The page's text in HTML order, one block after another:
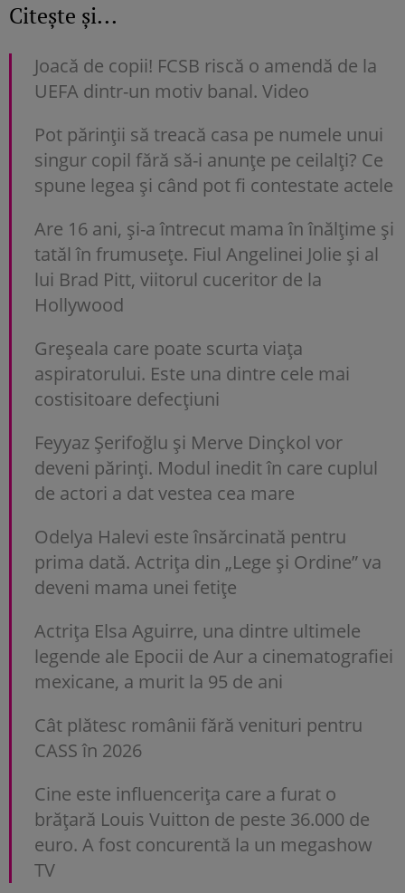
Citește și...
Joacă de copii! FCSB riscă o amendă de la
UEFA dintr-un motiv banal. Video
Pot părinții să treacă casa pe numele unui
singur copil fără să-i anunțe pe ceilalți? Ce
spune legea și când pot fi contestate actele
Are 16 ani, și-a întrecut mama în înălțime și
tatăl în frumusețe. Fiul Angelinei Jolie și al
lui Brad Pitt, viitorul cuceritor de la
Hollywood
Greșeala care poate scurta viața
aspiratorului. Este una dintre cele mai
costisitoare defecțiuni
Feyyaz Şerifoğlu și Merve Dinçkol vor
deveni părinți. Modul inedit în care cuplul
de actori a dat vestea cea mare
Odelya Halevi este însărcinată pentru
prima dată. Actrița din „Lege și Ordine” va
deveni mama unei fetițe
Actrița Elsa Aguirre, una dintre ultimele
legende ale Epocii de Aur a cinematografiei
mexicane, a murit la 95 de ani
Cât plătesc românii fără venituri pentru
CASS în 2026
Cine este influencerița care a furat o
brățară Louis Vuitton de peste 36.000 de
euro. A fost concurentă la un megashow
TV